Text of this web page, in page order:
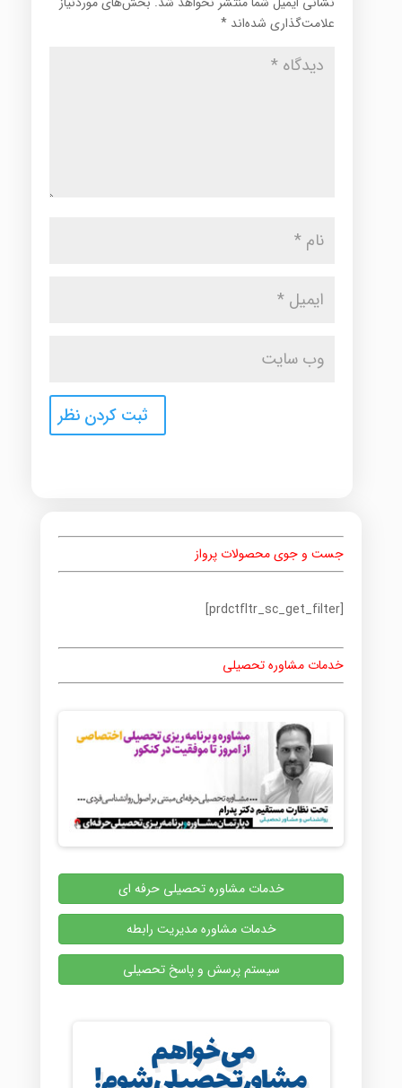
علامت‌گذاری شده‌اند *
جست و جوی محصولات پرواز
[prdctfltr_sc_get_filter]
خدمات مشاوره تحصیلی
خدمات مشاوره تحصیلی حرفه ای
خدمات مشاوره مدیریت رابطه
سیستم پرسش و پاسخ تحصیلی